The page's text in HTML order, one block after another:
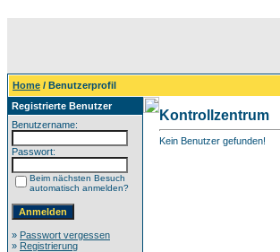
Home / Benutzerprofil
Registrierte Benutzer
Benutzername:
Passwort:
Beim nächsten Besuch
automatisch anmelden?
» Passwort vergessen
» Registrierung
Kontrollzentrum
Kein Benutzer gefunden!